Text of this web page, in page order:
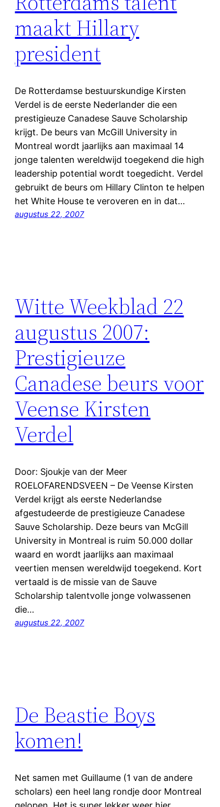
maakt Hillary
president
De Rotterdamse bestuurskundige Kirsten
Verdel is de eerste Nederlander die een
prestigieuze Canadese Sauve Scholarship
krijgt. De beurs van McGill University in
Montreal wordt jaarlijks aan maximaal 14
jonge talenten wereldwijd toegekend die high
leadership potential wordt toegedicht. Verdel
gebruikt de beurs om Hillary Clinton te helpen
het White House te veroveren en in dat…
augustus 22, 2007
Witte Weekblad 22
augustus 2007:
Prestigieuze
Canadese beurs voor
Veense Kirsten
Verdel
Door: Sjoukje van der Meer
ROELOFARENDSVEEN – De Veense Kirsten
Verdel krijgt als eerste Nederlandse
afgestudeerde de prestigieuze Canadese
Sauve Scholarship. Deze beurs van McGill
University in Montreal is ruim 50.000 dollar
waard en wordt jaarlijks aan maximaal
veertien mensen wereldwijd toegekend. Kort
vertaald is de missie van de Sauve
Scholarship talentvolle jonge volwassenen
die…
augustus 22, 2007
De Beastie Boys
komen!
Net samen met Guillaume (1 van de andere
scholars) een heel lang rondje door Montreal